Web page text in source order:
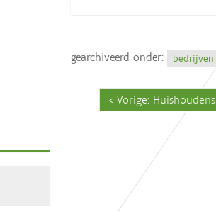
gearchiveerd onder: bedrijven
Vorige: Huishoudens